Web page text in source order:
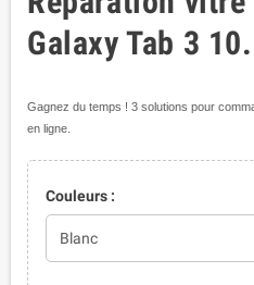
Galaxy Tab 3
Gagnez du temps ! 3 solutions pour
en ligne.
Couleurs :